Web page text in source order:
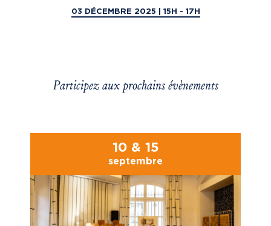
03 DÉCEMBRE 2025 | 15H - 17H
Participez aux prochains évènements
10 & 15
septembre